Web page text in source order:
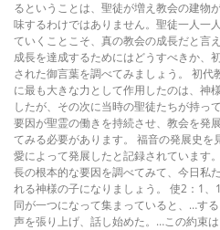
るということは、聖徒が増え教会の建物
味するわけではありません。聖徒一人一
ていくことこそ、真の教会の成長だと言
成長を達成するためにはどうすべきか、
された御言葉を調べてみましょう。 初
に最も大きな力として作用したのは、神
したが、その次に当時の聖徒たちが持っ
要因が聖霊の働きを持続させ、教会を発
てみる必要があります。 福音の発展史
愛によって発展したと記録されています
長の根本的な要因を調べてみて、今日私
れる神様の子になりましょう。 使2：1
同が一つになって集まっていると、…す
声を張り上げ、話し始めた。…この約束